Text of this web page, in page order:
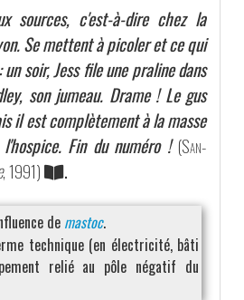
sources, c'est-à-dire chez la
Se mettent à picoler et ce qui
soir, Jess file une praline dans
son jumeau. Drame ! Le gus
il est complètement à la masse
Fin du numéro ! (San-
, 1991)
.
de mastoc.
technique (en électricité, bâti
relié au pôle négatif du